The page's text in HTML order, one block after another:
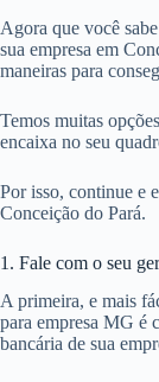
Agora que você
sua empresa em
maneiras para
Temos muitas
encaixa no seu
Por isso, continue e
Conceição do Pará.
1. Fale com o seu
A primeira, e mais
para empresa MG é
bancária de sua